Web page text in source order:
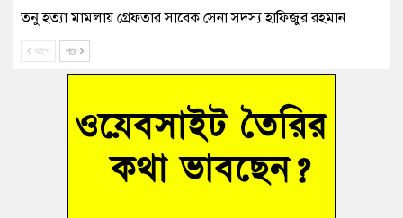
তনু হত্যা মামলায় গ্রেফতার সাবেক সেনা সদস্য হাফিজুর রহমান
হাইকোর্টের জামিনে মুক্ত
আহত শিক্ষার্থীদের দেখতে গিয়ে মেডিকেলের ক্যান্টিনে অবরুদ্ধ জবি
হোমনায় বিধবা নারীর জমি দখল ও জীবননাশের হুমকির অভিযোগ
বুড়িচংয়ে অতিথি পাখির আবাসস্থল সংরক্ষণে প্রশাসনের উদ্যোগ; ৯
আগে পরে